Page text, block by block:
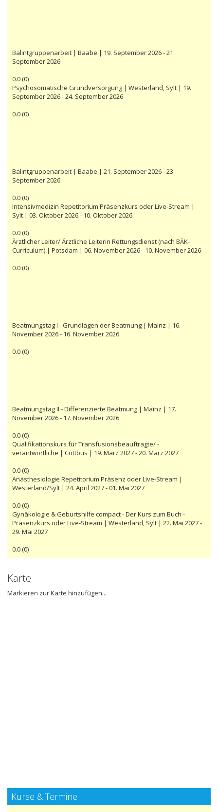
Balintgruppenarbeit | Baabe | 19. September 2026 - 21.
September 2026
0.0(0)
Psychosomatische Grundversorgung | Westerland, Sylt | 19.
September 2026 - 24. September 2026
0.0(0)
Balintgruppenarbeit | Baabe | 21. September 2026 - 23.
September 2026
0.0(0)
Intensivmedizin Repetitorium Präsenzkurs oder Live-Stream |
Sylt | 03. Oktober 2026 - 10. Oktober 2026
0.0(0)
Ärztlicher Leiter/ Ärztliche Leiterin Rettungsdienst (nach BÄK-
Curriculum) | Potsdam | 06. November 2026 - 10. November 2026
0.0(0)
Beatmungstag I - Grundlagen der Beatmung | Mainz | 16.
November 2026 - 16. November 2026
0.0(0)
Beatmungstag II - Differenzierte Beatmung | Mainz | 17.
November 2026 - 17. November 2026
0.0(0)
Qualifikationskurs für Transfusionsbeauftragte/ -
verantwortliche | Cottbus | 19. März 2027 - 20. März 2027
0.0(0)
Anästhesiologie Repetitorium Präsenz oder Live-Stream |
Westerland/Sylt | 24. April 2027 - 01. Mai 2027
0.0(0)
Gynäkologie & Geburtshilfe compact - Der Kurs zum Buch -
Präsenzkurs oder Live-Stream | Westerland, Sylt | 22. Mai 2027 -
29. Mai 2027
0.0(0)
Karte
Markieren zur Karte hinzufügen...
Kurse & Termine